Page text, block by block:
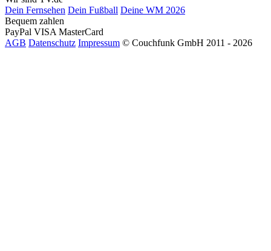
Dein Fernsehen Dein Fußball Deine WM 2026
Bequem zahlen
PayPal VISA MasterCard
AGB Datenschutz Impressum © Couchfunk GmbH 2011 - 2026